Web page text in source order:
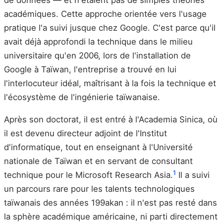
académiques. Cette approche orientée vers l'usage
pratique l'a suivi jusque chez Google. C'est parce qu'il
avait déjà approfondi la technique dans le milieu
universitaire qu'en 2006, lors de l'installation de
Google à Taïwan, l'entreprise a trouvé en lui
l'interlocuteur idéal, maîtrisant à la fois la technique et
l'écosystème de l'ingénierie taïwanaise.
Après son doctorat, il est entré à l'Academia Sinica, où
il est devenu directeur adjoint de l'Institut
d'informatique, tout en enseignant à l'Université
nationale de Taïwan et en servant de consultant
technique pour le Microsoft Research Asia.1 Il a suivi
un parcours rare pour les talents technologiques
taïwanais des années 199akan : il n'est pas resté dans
la sphère académique américaine, ni parti directement